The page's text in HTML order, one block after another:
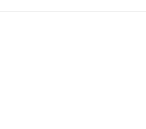
に想いを馳せている自分がいま